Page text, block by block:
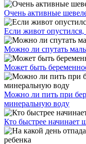
Очень активные
Если живот опустился,
Можно ли спутать
Может быть
Можно ли пить при
минеральную воду
Кто быстрее начинает